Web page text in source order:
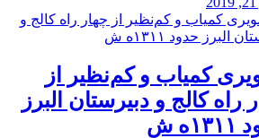
کمیاب و کم‌نظیر از
راه كالج و دبيرستان البرز
ش